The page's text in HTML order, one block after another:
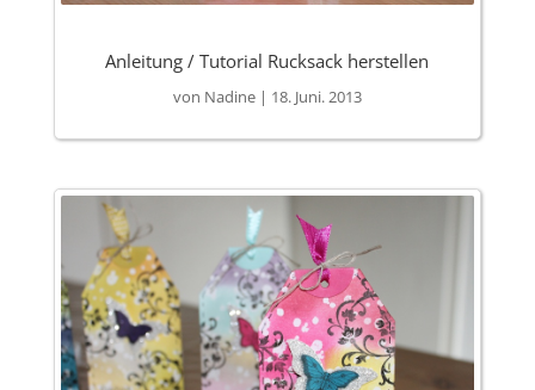
Anleitung / Tutorial Rucksack herstellen
von Nadine| 18. Juni. 2013